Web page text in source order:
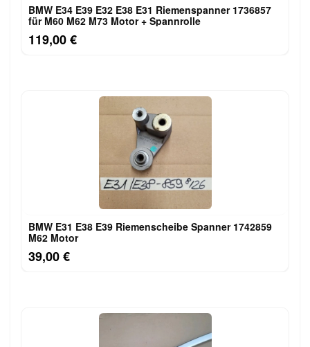
BMW E34 E39 E32 E38 E31 Riemenspanner 1736857
für M60 M62 M73 Motor + Spannrolle
119,00 €
BMW E31 E38 E39 Riemenscheibe Spanner 1742859
M62 Motor
39,00 €